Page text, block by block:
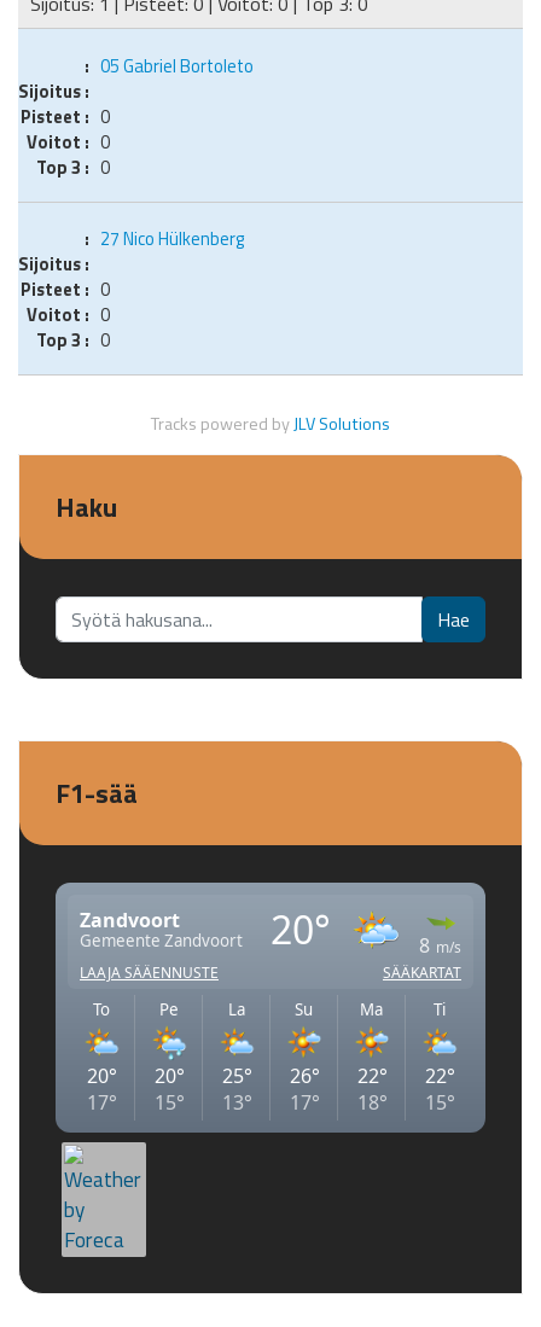
05Gabriel Bortoleto
0
0
0
27Nico Hülkenberg
0
0
0
Tracks powered byJLV Solutions
Haku
Etsi... Hae
F1-sää